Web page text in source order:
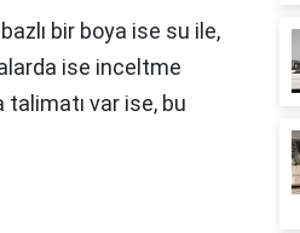
bir boya ise su ile,
ise inceltme
var ise, bu